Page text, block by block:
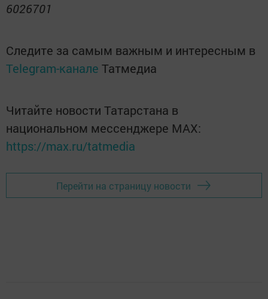
6026701
Следите за самым важным и интересным в
Telegram-канале Татмедиа
Читайте новости Татарстана в
национальном мессенджере MАХ:
https://max.ru/tatmedia
Перейти на страницу новости